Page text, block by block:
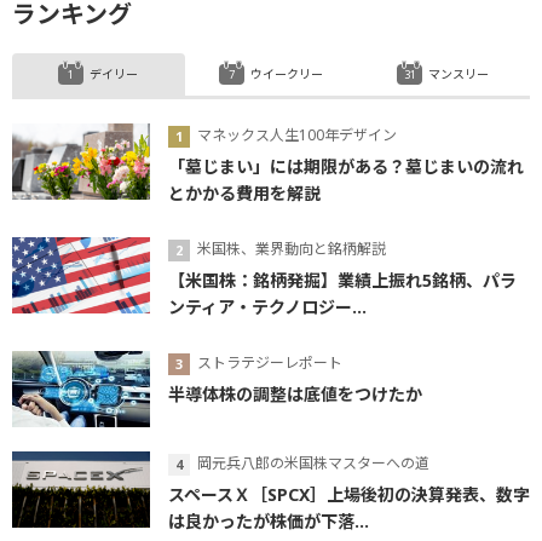
ランキング
デイリー
マネックス人生100年デザイン
「墓じまい」には期限がある？墓じまいの流れ
とかかる費用を解説
米国株、業界動向と銘柄解説
【米国株：銘柄発掘】業績上振れ5銘柄、パラ
ンティア・テクノロジー...
ストラテジーレポート
半導体株の調整は底値をつけたか
岡元兵八郎の米国株マスターへの道
スペースＸ［SPCX］上場後初の決算発表、数字
は良かったが株価が下落...
ウイークリー マンスリー